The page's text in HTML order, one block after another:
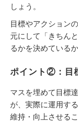
しょう。
目標やアクション
元にして「きちん
るかを決めている
ポイント②：目
マスを埋めて目標
が、実際に運用す
維持・向上させる